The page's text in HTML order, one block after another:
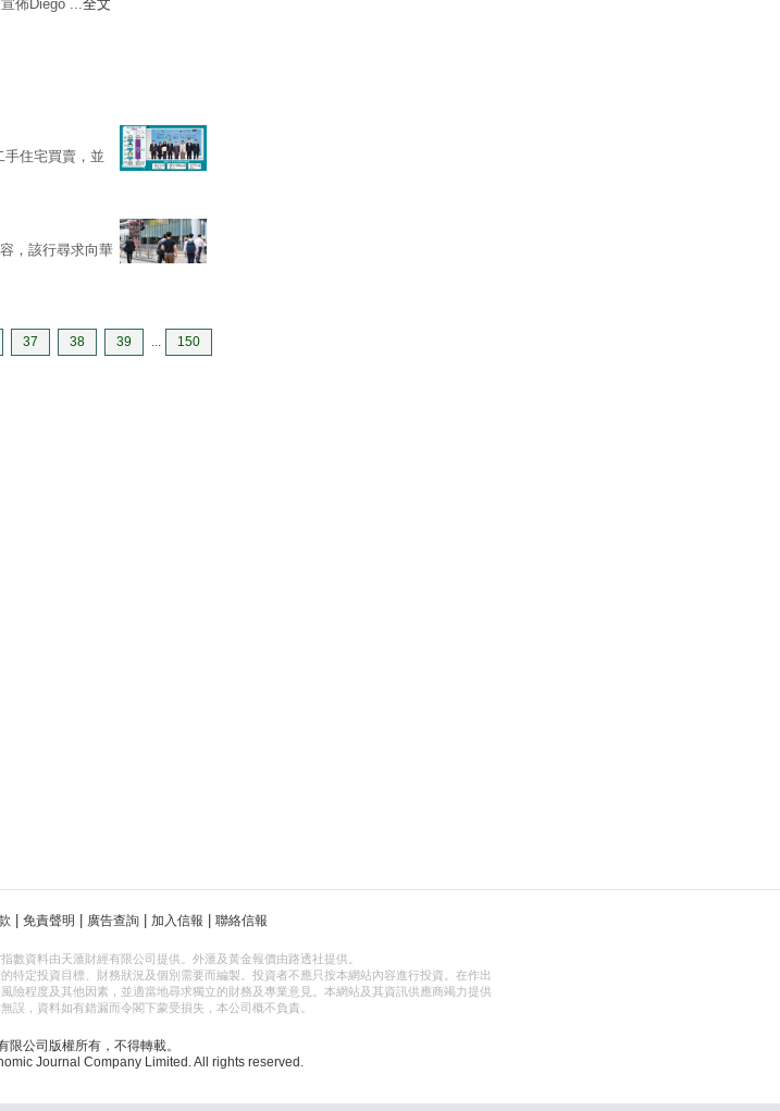
佈Diego ... 全文
住宅買賣，並
，該行尋求向華
37 38 39 150
| 免責聲明 | 廣告查詢 | 加入信報 | 聯絡信報
數資料由天滙財經有限公司提供。外滙及黃金報價由路透社提供。
特定投資目標、財務狀況及個別需要而編製。投資者不應只按本網站內容進行投資。在作出
險程度及其他因素，並適當地尋求獨立的財務及專業意見。本網站及其資訊供應商竭力提供
誤，資料如有錯漏而令閣下蒙受損失，本公司概不負責。
限公司版權所有，不得轉載。
Journal Company Limited. All rights reserved.